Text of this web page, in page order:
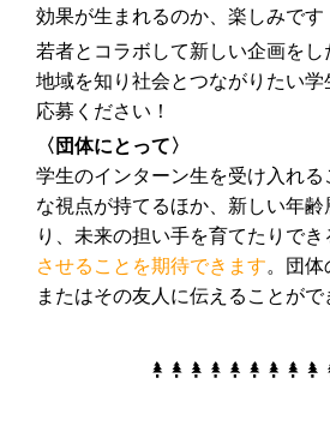
効果が生まれるのか、楽しみです
若者とコラボして新しい企画をし
地域を知り社会とつながりたい
応募ください！
〈団体にとって〉
学生のインターン生を受け入れる
な視点が持てるほか、新しい年
り、未来の担い手を育てたりでき
させることを期待できます。団体
またはその友人に伝えることがで